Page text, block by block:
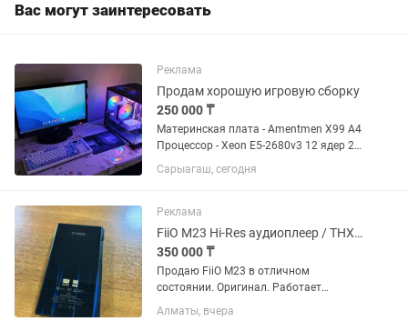
Вас могут заинтересовать
Реклама
Продам хорошую игровую сборку
250 000 ₸
Материнская плата - Amentmen X99 A4
Процессор - Xeon E5-2680v3 12 ядер 24
потока Видеокарта - Dicasver AMD
Radeon RX 580 8GB 2048SP White
2133MHz Корпус - XG...
Сарыагаш, сегодня
Реклама
FiiO M23 Hi-Res аудиоплеер / THX AAA
350 000 ₸
Продаю FiiO M23 в отличном
состоянии. Оригинал. Работает
идеально, без проблем , в ремонте не
Алматы, вчера